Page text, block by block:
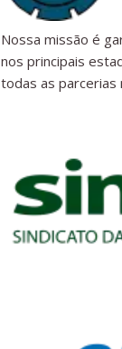
Nossa missão é
nos principais
todas as parcerias